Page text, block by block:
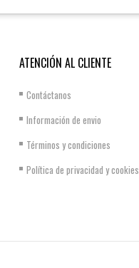
ATENCIÓN AL CLIENTE
Contáctanos
Información de envio
Términos y condiciones
Política de privacidad y cookies